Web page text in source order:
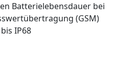
Batterielebensdauer bei
(GSM)
IP68